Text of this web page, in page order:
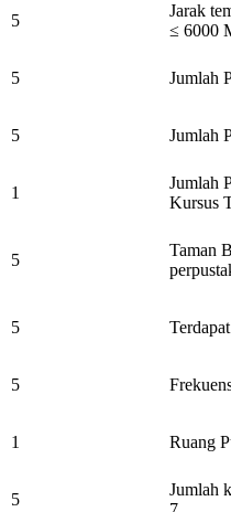
5
Jarak
≤ 6000
5 Jumlah
5 Jumlah
1
Jumlah
Kursus
5
Taman
5
5
1 Ruang
5
Jumlah